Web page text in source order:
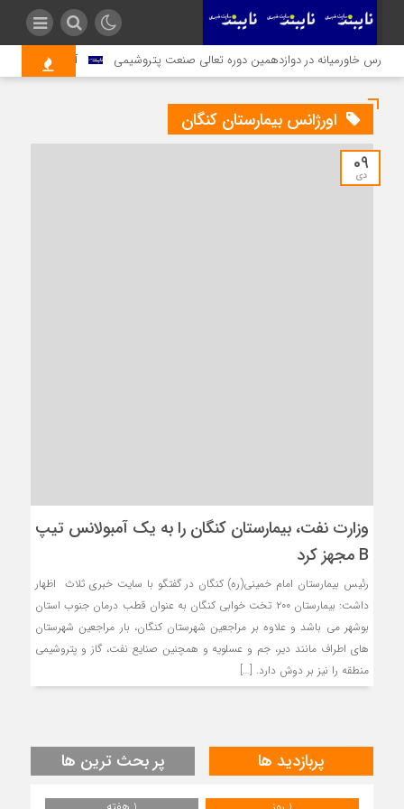
خاورمیانه در دوازدهمین دوره تعالی صنعت پتروشیمی آیین تجلیل از
اورژانس بیمارستان کنگان
09
دی
وزارت نفت، بیمارستان کنگان را به یک آمبولانس تیپ
B مجهز کرد
رئیس بیمارستان امام خمینی(ره) کنگان در گفتگو با سایت خبری ثلاث اظهار
داشت: بیمارستان ۲۰۰ تخت خوابی کنگان به عنوان قطب درمان جنوب استان
بوشهر می باشد و علاوه بر مراجعین شهرستان کنگان، بار مراجعین شهرستان
های اطراف مانند دیر، جم و عسلویه و همچنین صنایع نفت، گاز و پتروشیمی
منطقه را نیز بر دوش دارد. […]
پربازدید ها پر بحث ترین ها